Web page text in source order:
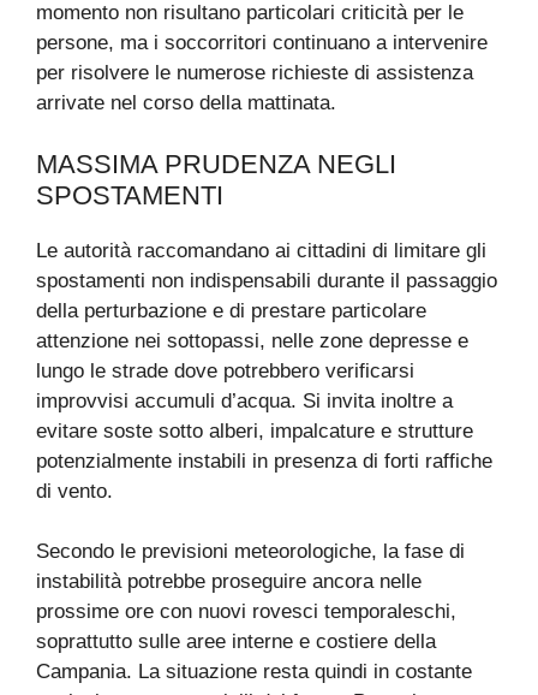
momento non risultano particolari criticità per le
persone, ma i soccorritori continuano a intervenire
per risolvere le numerose richieste di assistenza
arrivate nel corso della mattinata.
MASSIMA PRUDENZA NEGLI
SPOSTAMENTI
Le autorità raccomandano ai cittadini di limitare gli
spostamenti non indispensabili durante il passaggio
della perturbazione e di prestare particolare
attenzione nei sottopassi, nelle zone depresse e
lungo le strade dove potrebbero verificarsi
improvvisi accumuli d’acqua. Si invita inoltre a
evitare soste sotto alberi, impalcature e strutture
potenzialmente instabili in presenza di forti raffiche
di vento.
Secondo le previsioni meteorologiche, la fase di
instabilità potrebbe proseguire ancora nelle
prossime ore con nuovi rovesci temporaleschi,
soprattutto sulle aree interne e costiere della
Campania. La situazione resta quindi in costante